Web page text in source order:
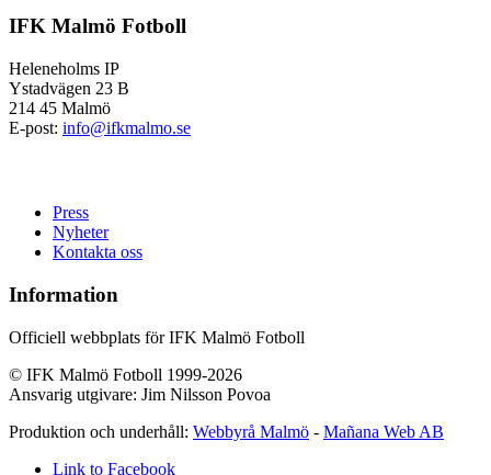
IFK Malmö Fotboll
Heleneholms IP
Ystadvägen 23 B
214 45 Malmö
E-post: info@ifkmalmo.se
Press
Nyheter
Kontakta oss
Information
Officiell webbplats för IFK Malmö Fotboll
© IFK Malmö Fotboll 1999-2026
Ansvarig utgivare: Jim Nilsson Povoa
Produktion och underhåll: Webbyrå Malmö - Mañana Web AB
Link to Facebook